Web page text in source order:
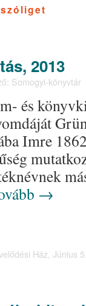
2013
Somogyi-könyvtár
és
Imre
→
Ház, Június